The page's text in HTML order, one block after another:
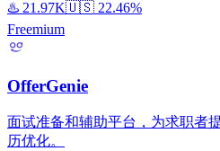
♨️ 21.97K🇺🇸 22.46%
Freemium
OfferGenie
面试准备和辅助平台，为求职者
历优化。